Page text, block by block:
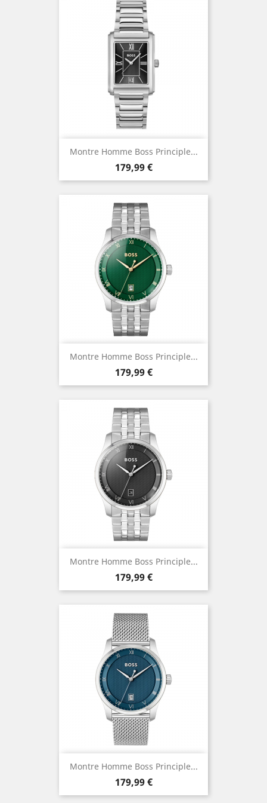
Montre Homme Boss Principle...
Prix
179,99 €
Montre Homme Boss Principle...
Prix
179,99 €
Montre Homme Boss Principle...
Prix
179,99 €
Montre Homme Boss Principle...
Prix
179,99 €